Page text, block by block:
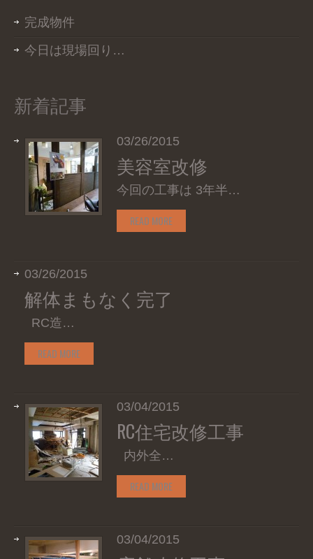
完成物件
今日は現場回り…
新着記事
03/26/2015
美容室改修
今回の工事は 3年半…
READ MORE
03/26/2015
解体まもなく完了
RC造…
READ MORE
03/04/2015
RC住宅改修工事
内外全…
READ MORE
03/04/2015